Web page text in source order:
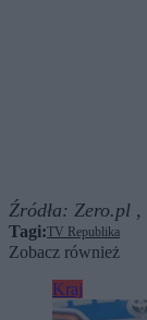
Źródła: Zero.pl ,
Tagi:TV Republika
Zobacz również
Kraj